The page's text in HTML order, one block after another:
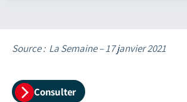
Source : La Semaine – 17 janvier 2021
Consulter